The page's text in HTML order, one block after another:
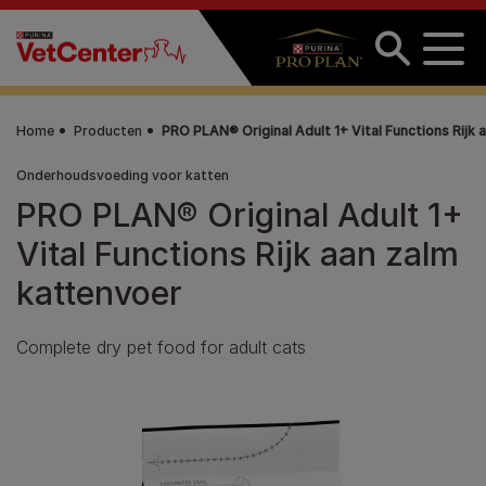
Overslaan en naar de inhoud gaan
Home Producten PRO PLAN® Original Adult 1+ Vital Functions Rijk
Onderhoudsvoeding voor katten
PRO PLAN® Original Adult 1+
Vital Functions Rijk aan zalm
kattenvoer
Complete dry pet food for adult cats